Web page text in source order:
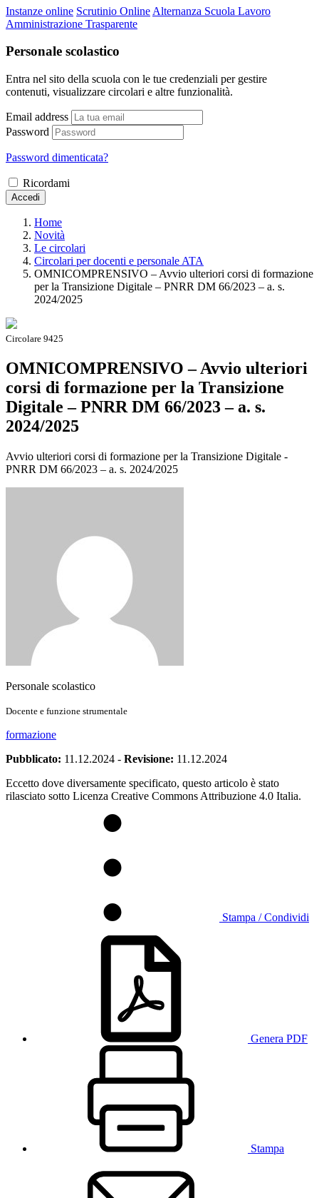
Instanze online Scrutinio Online Alternanza Scuola Lavoro
Amministrazione Trasparente
Personale scolastico
Entra nel sito della scuola con le tue credenziali per gestire
contenuti, visualizzare circolari e altre funzionalità.
Email address
Password
Password dimenticata?
Ricordami
Accedi
Home
Novità
Le circolari
Circolari per docenti e personale ATA
OMNICOMPRENSIVO – Avvio ulteriori corsi di formazione
per la Transizione Digitale – PNRR DM 66/2023 – a. s.
2024/2025
Circolare 9425
OMNICOMPRENSIVO – Avvio ulteriori
corsi di formazione per la Transizione
Digitale – PNRR DM 66/2023 – a. s.
2024/2025
Avvio ulteriori corsi di formazione per la Transizione Digitale -
PNRR DM 66/2023 – a. s. 2024/2025
Personale scolastico
Docente e funzione strumentale
formazione
Pubblicato: 11.12.2024 - Revisione: 11.12.2024
Eccetto dove diversamente specificato, questo articolo è stato
rilasciato sotto Licenza Creative Commons Attribuzione 4.0 Italia.
Stampa / Condividi
Genera PDF
Stampa